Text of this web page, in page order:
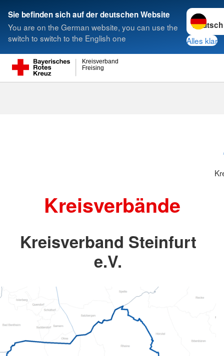
Sie befinden sich auf der deutschen Website
You are on the German website, you can use the
switch to switch to the English one
Sprache
Alles klar
Freising
Kreisverband
Suche
Kreisverbände
Kreisverband Steinfurt
e.V.